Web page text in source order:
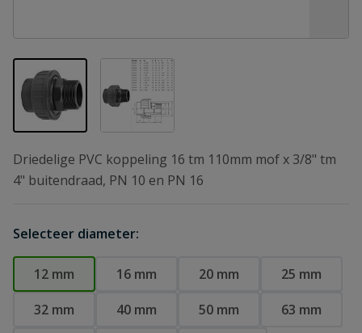
View larger imageView larger image
Driedelige PVC koppeling 16 tm 110mm mof x 3/8" tm
4" buitendraad, PN 10 en PN 16
Selecteer diameter:
12 mm 16 mm 20 mm
25 mm
32 mm
40 mm 50 mm
63 mm